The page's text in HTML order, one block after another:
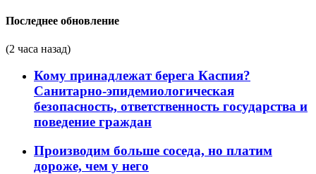
Последнее обновление
(2 часа назад)
Кому принадлежат берега Каспия?
Санитарно-эпидемиологическая
безопасность, ответственность государства и
поведение граждан
Производим больше соседа, но платим
дороже, чем у него